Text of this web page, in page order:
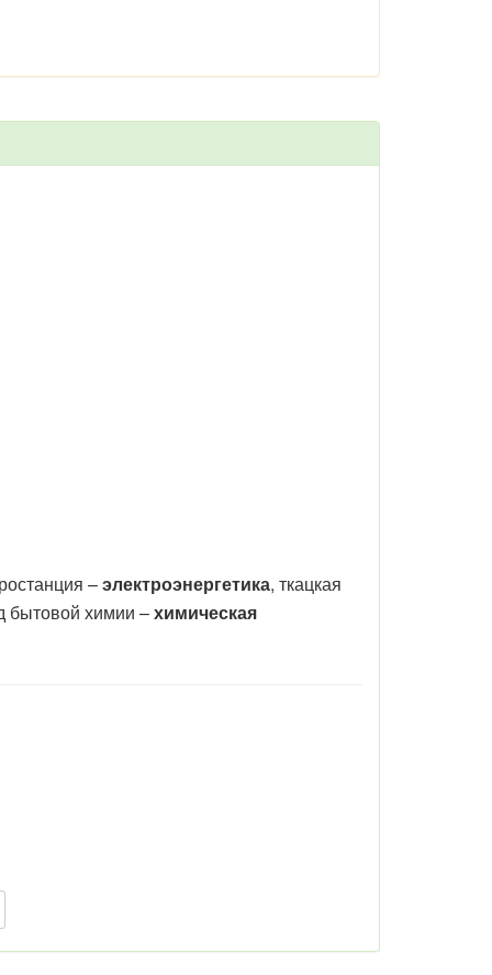
–электроэнергетика, ткацкая
бытовой химии –химическая